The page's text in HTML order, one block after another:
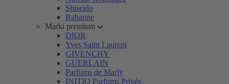
Shiseido
Rabanne
Marki premium
DIOR
Yves Saint Laurent
GIVENCHY
GUERLAIN
Parfums de Marly
INITIO Parfums Privés